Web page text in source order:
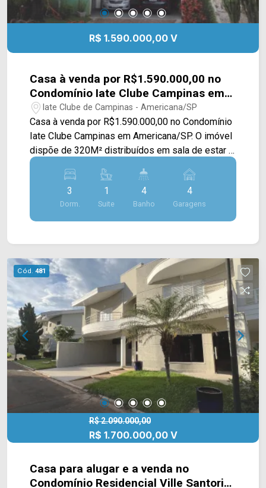
R$ 1.590.000,00 V
Casa à venda por R$1.590.000,00 no
Condomínio Iate Clube Campinas em
Americana/SP
Iate Clube de Campinas - Americana/SP
Casa à venda por R$1.590.000,00 no Condomínio
Iate Clube Campinas em Americana/SP. O imóvel
dispõe de 320M² distribuídos em sala de estar e
de jantar, cozinha com planejados, área gourmet
com churrasqueira, fogão a lenha e forno de
pizza e área de serviço. > 03 dormitórios, sendo
01 suíte; > 04 banheiros, sendo 02 sociais e 01
lavabo; > 04 vagas de garagem. Localizado
outros tipos de comércio. Entre em contato com a
nossa equipe e agende a sua visita!! WhatsApp e
Telefone Arbix: (19) 3475-4546 ARBIX IMÓVEIS -
Presente em cada mudança!
3
Dorm.
1
Suite
4
Banho
4
Garagens
Cód. 481
R$ 2.090.000,00
R$ 1.700.000,00 V
Casa para alugar e a venda no
Condomínio Residencial Ville Santorini